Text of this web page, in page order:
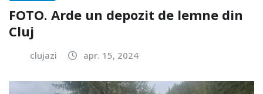
FOTO. Arde un depozit de lemne din
Cluj
clujazi apr. 15, 2024